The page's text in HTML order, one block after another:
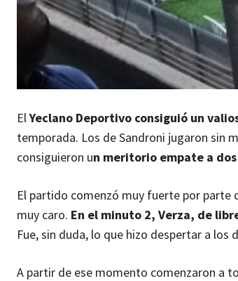
ElYeclano Deportivo consiguió un
temporada. Los de Sandroni jugaron sin
consiguieron un meritorio empate a
El partido comenzó muy fuerte por parte
muy caro. En el minuto 2, Verza, de
Fue, sin duda, lo que hizo despertar a los
A partir de ese momento comenzaron a